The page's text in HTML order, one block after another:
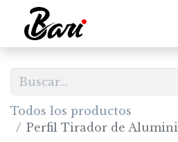
Todos los productos
Perfil Tirador de